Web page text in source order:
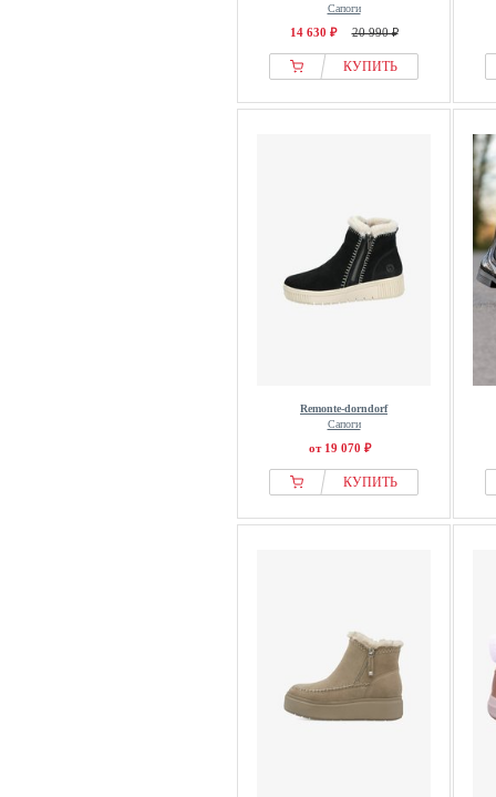
Сапоги
14 630 ₽ 20 990 ₽
КУПИТЬ
Remonte-dorndorf
Сапоги
от 19 070 ₽
КУПИТЬ